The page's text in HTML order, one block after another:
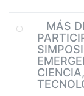
MÁS